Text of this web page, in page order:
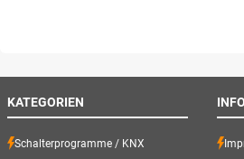
KATEGORIEN
Schalterprogramme / KNX